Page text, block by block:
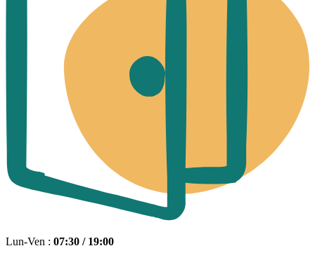
Lun-Ven : 07:30 / 19:00